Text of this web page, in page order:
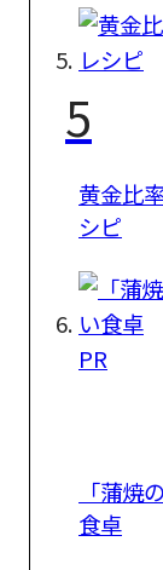
5
黄金比
シピ
PR
「蒲焼
食卓